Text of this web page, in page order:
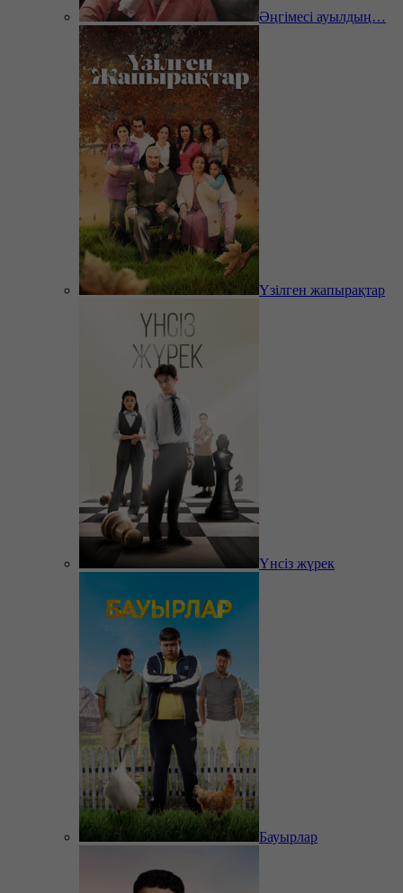
Әңгімесі ауылдың…
Үзілген жапырақтар
Үнсіз жүрек
Бауырлар